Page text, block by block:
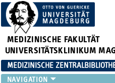
MEDIZINISCHE FAKULTÄT
UNIVERSITÄTSKLINIKUM
MEDIZINISCHE